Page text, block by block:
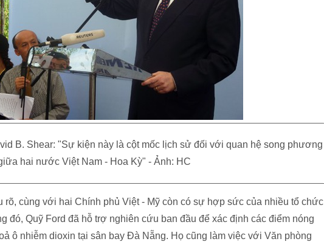
B. Shear: "Sự kiện này là cột mốc lịch sử đối với quan hệ song phương
hai nước Việt Nam - Hoa Kỳ" - Ảnh: HC
cùng với hai Chính phủ Việt - Mỹ còn có sự hợp sức của nhiều tổ chức
đó, Quỹ Ford đã hỗ trợ nghiên cứu ban đầu để xác định các điểm nóng
ô nhiễm dioxin tại sân bay Đà Nẵng. Họ cũng làm việc với Văn phòng